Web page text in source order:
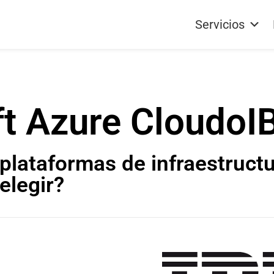
Servicios
Azure Cloudo
plataformas de
elegir?